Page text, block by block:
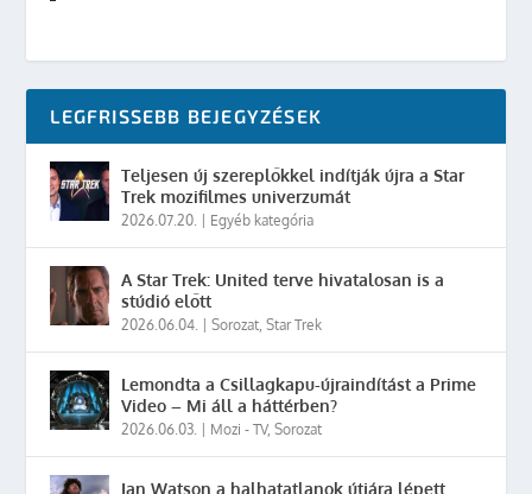
LEGFRISSEBB BEJEGYZÉSEK
Teljesen új szereplőkkel indítják újra a Star
Trek mozifilmes univerzumát
2026.07.20. Egyéb kategória
A Star Trek: United terve hivatalosan is a
stúdió előtt
2026.06.04. |Sorozat ,Star Trek
Lemondta a Csillagkapu-újraindítást a Prime
Video – Mi áll a háttérben?
2026.06.03. Mozi - TV,Sorozat
Ian Watson a halhatatlanok útjára lépett